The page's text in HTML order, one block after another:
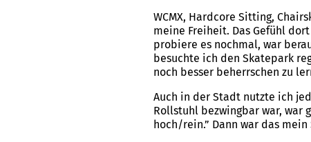
WCMX, Hardcore Sitting,
meine Freiheit. Das Gefühl
probiere es nochmal, war
besuchte ich den Skatepark
noch besser beherrschen zu
Auch in der Stadt nutzte ich
Rollstuhl bezwingbar war, war
hoch/rein.” Dann war das